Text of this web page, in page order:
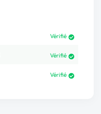
Vérifié
Vérifié
Vérifié